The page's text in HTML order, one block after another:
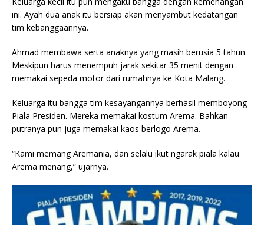
ini. Ayah dua anak itu bersiap akan menyambut kedatangan
tim kebanggaannya.
Ahmad membawa serta anaknya yang masih berusia 5 tahun.
Meskipun harus menempuh jarak sekitar 35 menit dengan
memakai sepeda motor dari rumahnya ke Kota Malang.
Keluarga itu bangga tim kesayangannya berhasil memboyong
Piala Presiden. Mereka memakai kostum Arema. Bahkan
putranya pun juga memakai kaos berlogo Arema.
“Kami memang Aremania, dan selalu ikut ngarak piala kalau
Arema menang,” ujarnya.